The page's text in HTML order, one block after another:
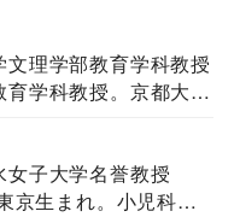
理学部教育学科教授
学科教授。京都大学
子大学名誉教授
京生まれ。小児科